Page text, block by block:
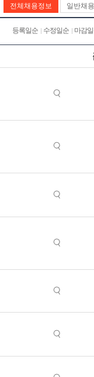
전체채용정보 일반채
등록일순 수정일순 마감